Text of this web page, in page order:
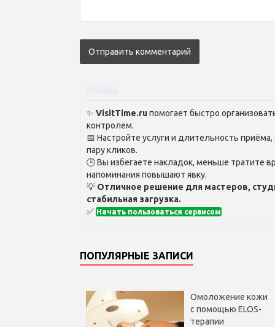
✨ VisitTime.ruпомогает быстро
контролем.
📅 Настройте услуги и длительность
пару кликов.
🕒 Вы избегаете накладок, меньше тратите
напоминания повышают явку.
💡 Отличное решение для мастеров,
стабильная загрузка.
✅ Начать пользоваться сервисом
ПОПУЛЯРНЫЕ ЗАПИСИ
Омоложение кожи
с помощью ELOS-
терапии